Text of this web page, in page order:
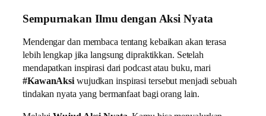
Sempurnakan Ilmu dengan Aksi Nyata
Mendengar dan membaca tentang kebaikan akan terasa
lebih lengkap jika langsung dipraktikkan. Setelah
mendapatkan inspirasi dari podcast atau buku, mari
#KawanAksiwujudkan inspirasi tersebut menjadi sebuah
tindakan nyata yang bermanfaat bagi orang lain.